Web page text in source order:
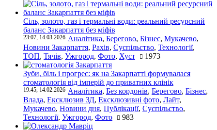
Сіль, золото, газ і термальні води: реальний ресурсний
баланс Закарпаття без міфів
23:07, 14.03.2026 Аналітика, Берегово, Бізнес, Мукачево,
Новини Закарпаття, Рахів, Суспільство, Технології,
ТОП, Тячів, Ужгород, Фото, Хуст 1973
Зуби, біль і прогрес: як на Закарпатті формувалася
стоматологія від імперій до приватних клінік
19:45, 14.02.2026 Аналітика, Без кордонів, Берегово, Бізнес,
Влада, Ексклюзив ЗД, Ексклюзивні фото, Лайт,
Мукачево, Новини дня, Публікації, Суспільство,
Технології, Ужгород, Фото 983